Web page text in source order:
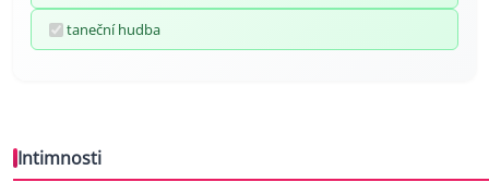
taneční hudba
Intimnosti